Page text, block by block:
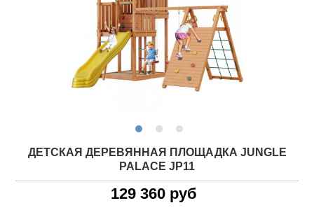
ДЕТСКАЯ ДЕРЕВЯННАЯ ПЛОЩАДКА JUNGLE
PALACE JP11
129 360 руб